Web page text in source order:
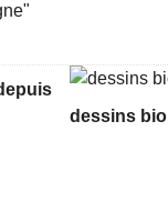
dessins bio